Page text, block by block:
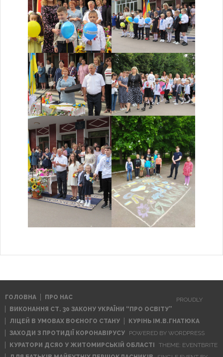
ГОЛОВНА
ПРО НАС
ВИКОНАННЯ СТ. 30 ЗАКОНУ УКРАЇНИ “ПРО ОСВІТУ”
ЛІЦЕЙ В УМОВАХ ВОЄНОГО СТАНУ
КУРІНЬ ІМ.В.ГНАТЮКА
ЗАХОДИ З ПРОТИДІЇ КОРОНАВІРУСУ
КУРАТОРИ ДСЯО У ЖИТОМИРСЬКІЙ ОБЛАСТІ
PROUDLY
POWERED BY WORDPRESS
THEME: EVENTBRITE